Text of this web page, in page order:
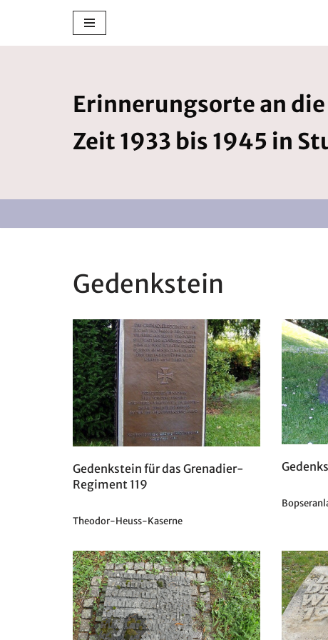
Erinnerungsorte an
Zeit 1933 bis 1945 in
Gedenkstein
Gedenkstein für das Grenadier-
Regiment 119
Theodor-Heuss-Kaserne